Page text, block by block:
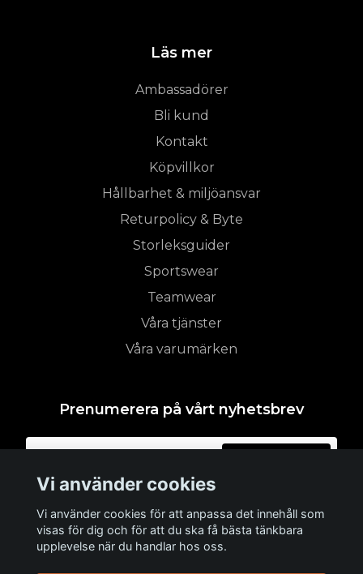
Läs mer
Ambassadörer
Bli kund
Kontakt
Köpvillkor
Hållbarhet & miljöansvar
Returpolicy & Byte
Storleksguider
Sportswear
Teamwear
Våra tjänster
Våra varumärken
Prenumerera på vårt nyhetsbrev
Vi använder cookies
Vi använder cookies för att anpassa det innehåll som
visas för dig och för att du ska få bästa tänkbara
upplevelse när du handlar hos oss.